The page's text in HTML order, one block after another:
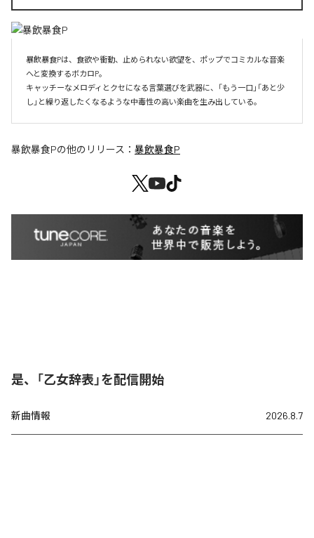
暴飲暴食Pは、食欲や衝動、止められない欲望を、ポップでコミカルな音楽
へと変換するボカロP。
キャッチーなメロディとクセになる言葉選びを武器に、「もう一口」「あと少
し」と繰り返したくなるような中毒性の高い楽曲を生み出している。
暴飲暴食Pの他のリリース： 暴飲暴食P
是、「乙女辞表」を配信開始
新曲情報 2026.8.7